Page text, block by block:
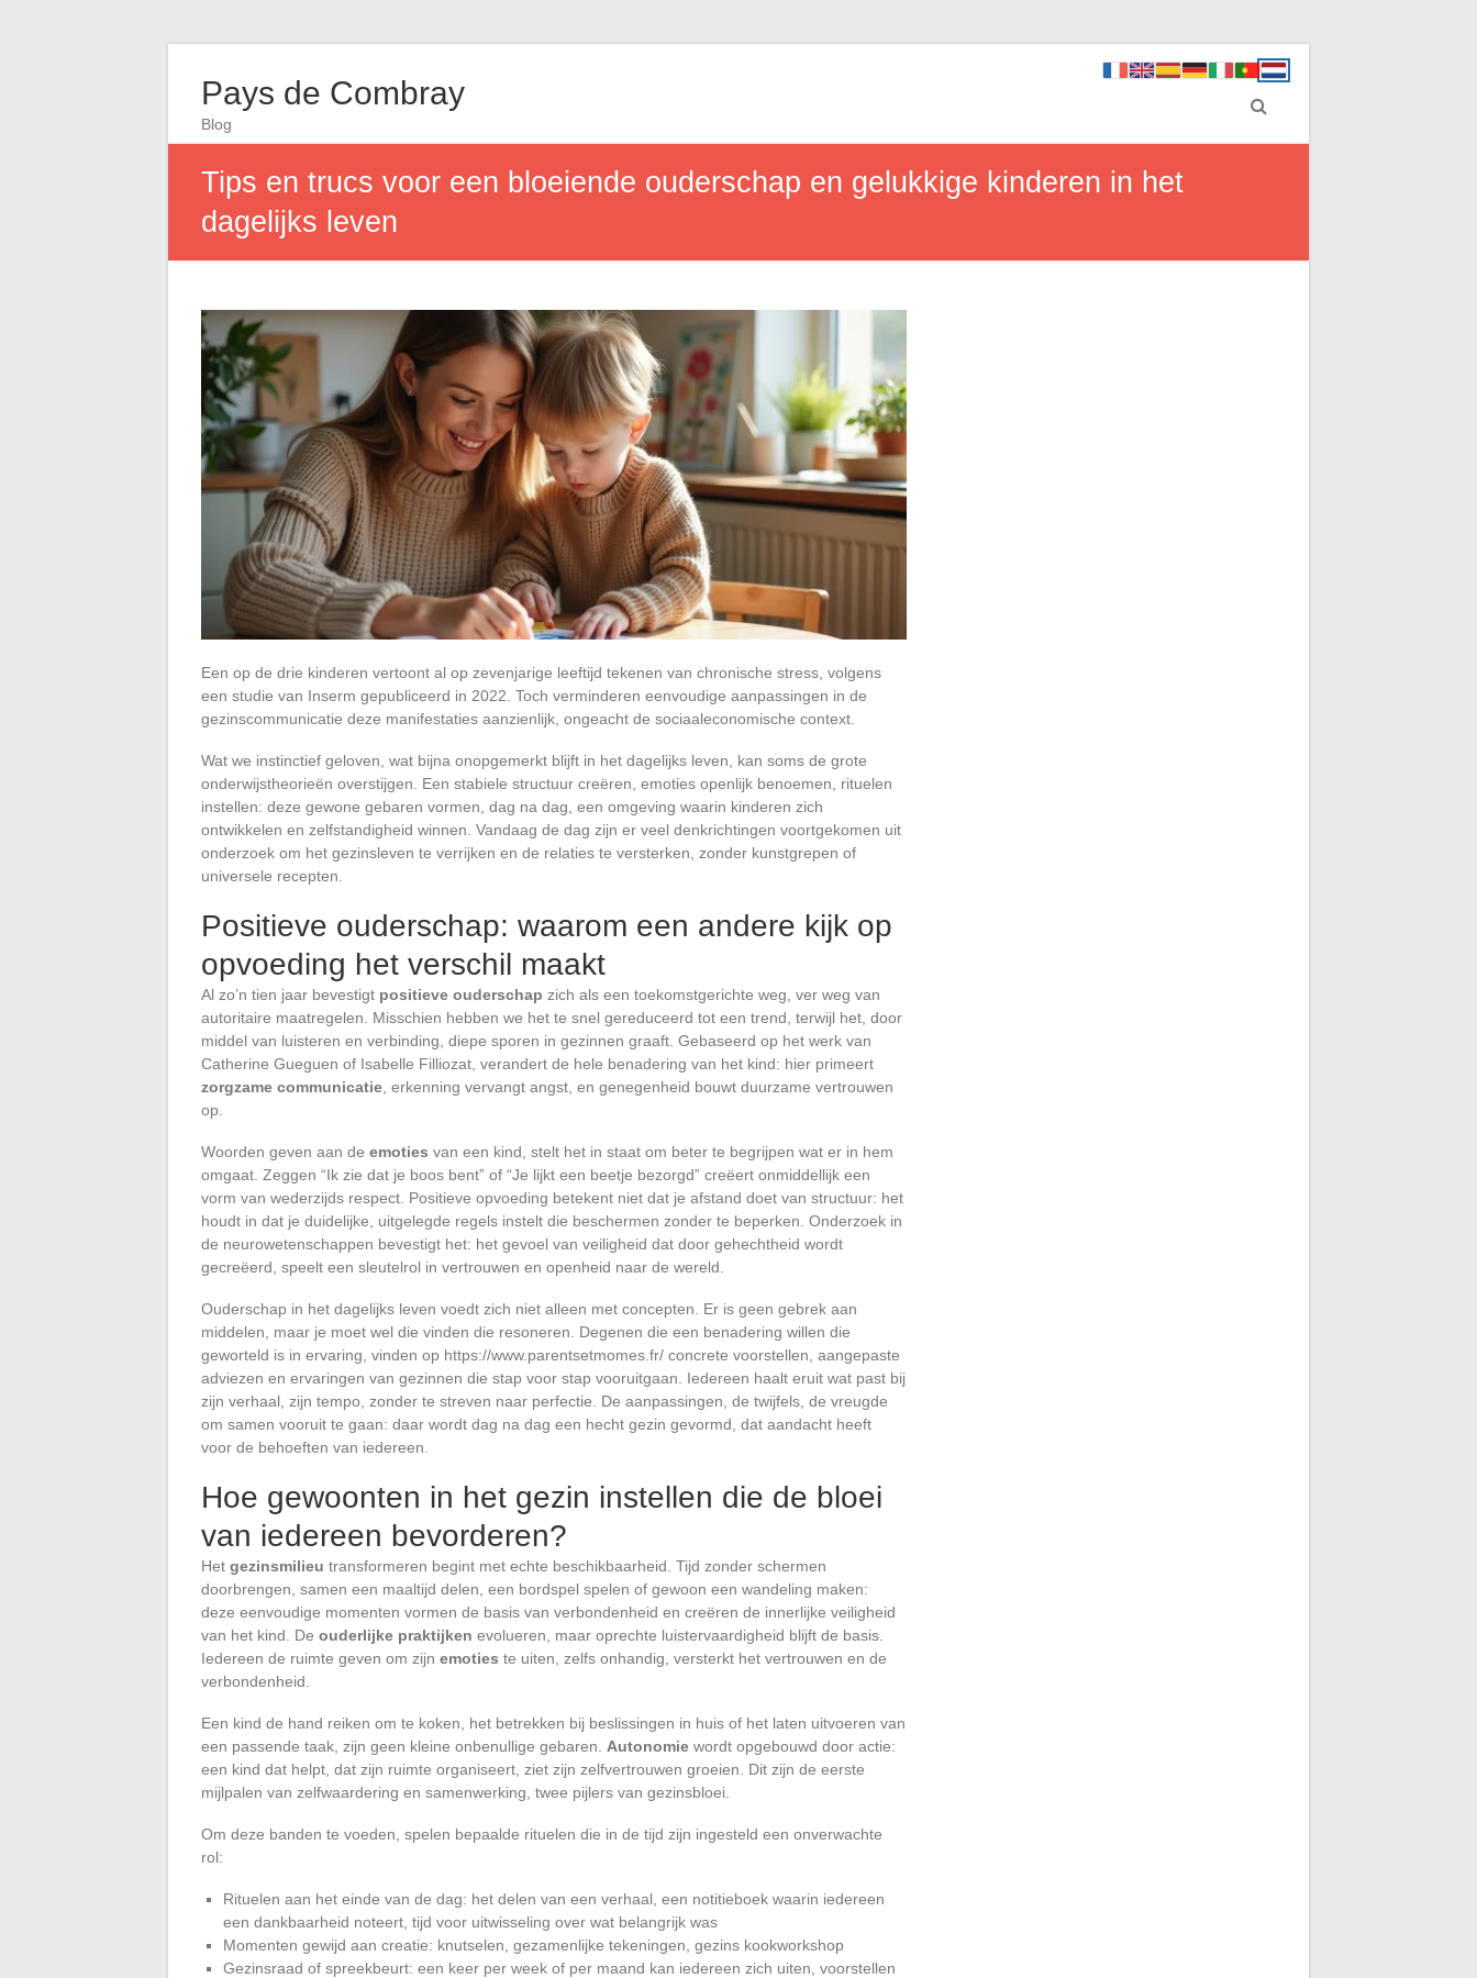
Pays de Combray
Blog
Tips en trucs voor een bloeiende ouderschap en gelukkige kinderen in het
dagelijks leven
Een op de drie kinderen vertoont al op zevenjarige leeftijd tekenen van chronische stress, volgens
een studie van Inserm gepubliceerd in 2022. Toch verminderen eenvoudige aanpassingen in de
gezinscommunicatie deze manifestaties aanzienlijk, ongeacht de sociaaleconomische context.
Wat we instinctief geloven, wat bijna onopgemerkt blijft in het dagelijks leven, kan soms de grote
onderwijstheorieën overstijgen. Een stabiele structuur creëren, emoties openlijk benoemen, rituelen
instellen: deze gewone gebaren vormen, dag na dag, een omgeving waarin kinderen zich
ontwikkelen en zelfstandigheid winnen. Vandaag de dag zijn er veel denkrichtingen voortgekomen uit
onderzoek om het gezinsleven te verrijken en de relaties te versterken, zonder kunstgrepen of
universele recepten.
Positieve ouderschap: waarom een andere kijk op
opvoeding het verschil maakt
Al zo’n tien jaar bevestigt positieve ouderschap zich als een toekomstgerichte weg, ver weg van
autoritaire maatregelen. Misschien hebben we het te snel gereduceerd tot een trend, terwijl het, door
middel van luisteren en verbinding, diepe sporen in gezinnen graaft. Gebaseerd op het werk van
Catherine Gueguen of Isabelle Filliozat, verandert de hele benadering van het kind: hier primeert
zorgzame communicatie , erkenning vervangt angst, en genegenheid bouwt duurzame vertrouwen
op.
Woorden geven aan de emoties van een kind, stelt het in staat om beter te begrijpen wat er in hem
omgaat. Zeggen “Ik zie dat je boos bent” of “Je lijkt een beetje bezorgd” creëert onmiddellijk een
vorm van wederzijds respect. Positieve opvoeding betekent niet dat je afstand doet van structuur: het
houdt in dat je duidelijke, uitgelegde regels instelt die beschermen zonder te beperken. Onderzoek in
de neurowetenschappen bevestigt het: het gevoel van veiligheid dat door gehechtheid wordt
gecreëerd, speelt een sleutelrol in vertrouwen en openheid naar de wereld.
Ouderschap in het dagelijks leven voedt zich niet alleen met concepten. Er is geen gebrek aan
middelen, maar je moet wel die vinden die resoneren. Degenen die een benadering willen die
geworteld is in ervaring, vinden op https://www.parentsetmomes.fr/ concrete voorstellen, aangepaste
adviezen en ervaringen van gezinnen die stap voor stap vooruitgaan. Iedereen haalt eruit wat past bij
zijn verhaal, zijn tempo, zonder te streven naar perfectie. De aanpassingen, de twijfels, de vreugde
om samen vooruit te gaan: daar wordt dag na dag een hecht gezin gevormd, dat aandacht heeft
voor de behoeften van iedereen.
Hoe gewoonten in het gezin instellen die de bloei
van iedereen bevorderen?
Het gezinsmilieu transformeren begint met echte beschikbaarheid. Tijd zonder schermen
doorbrengen, samen een maaltijd delen, een bordspel spelen of gewoon een wandeling maken:
deze eenvoudige momenten vormen de basis van verbondenheid en creëren de innerlijke veiligheid
van het kind. De ouderlijke praktijken evolueren, maar oprechte luistervaardigheid blijft de basis.
Iedereen de ruimte geven om zijn emoties te uiten, zelfs onhandig, versterkt het vertrouwen en de
verbondenheid.
Een kind de hand reiken om te koken, het betrekken bij beslissingen in huis of het laten uitvoeren van
een passende taak, zijn geen kleine onbenullige gebaren. Autonomie wordt opgebouwd door actie:
een kind dat helpt, dat zijn ruimte organiseert, ziet zijn zelfvertrouwen groeien. Dit zijn de eerste
mijlpalen van zelfwaardering en samenwerking, twee pijlers van gezinsbloei.
Om deze banden te voeden, spelen bepaalde rituelen die in de tijd zijn ingesteld een onverwachte
rol:
Rituelen aan het einde van de dag: het delen van een verhaal, een notitieboek waarin iedereen
een dankbaarheid noteert, tijd voor uitwisseling over wat belangrijk was
Momenten gewijd aan creatie: knutselen, gezamenlijke tekeningen, gezins kookworkshop
Gezinsraad of spreekbeurt: een keer per week of per maand kan iedereen zich uiten, voorstellen